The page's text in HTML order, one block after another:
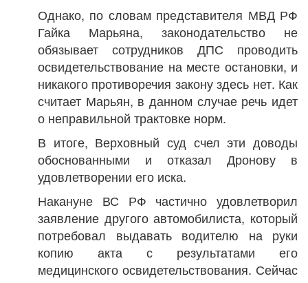
Однако, по словам представителя МВД РФ
Гайка Марьяна, законодательство не
обязывает сотрудников ДПС проводить
освидетельствование на месте остановки, и
никакого противоречия закону здесь нет. Как
считает Марьян, в данном случае речь идет
о неправильной трактовке норм.
В итоге, Верховный суд счел эти доводы
обоснованными и отказал Дронову в
удовлетворении его иска.
Накануне ВС РФ частично удовлетворил
заявление другого автомобилиста, который
потребовал выдавать водителю на руки
копию акта с результатами его
медицинского освидетельствования. Сейчас